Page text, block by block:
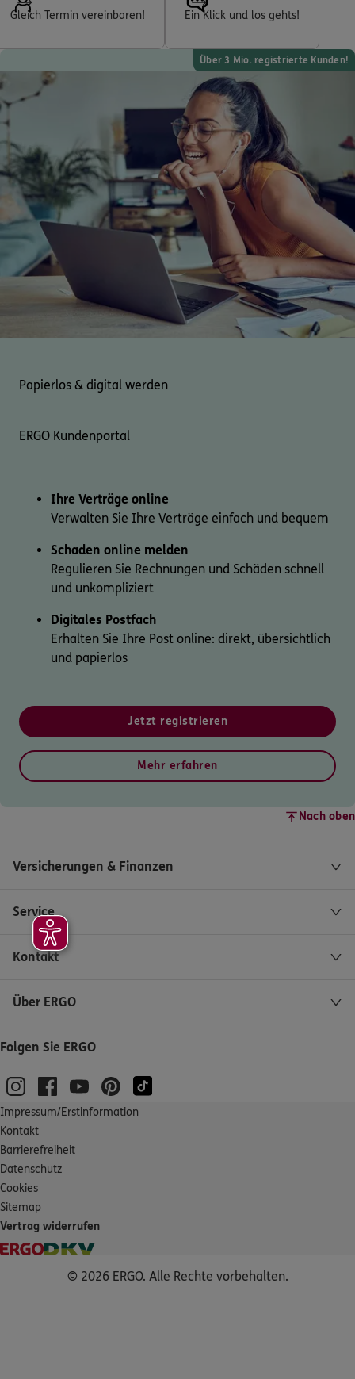
Gleich Termin vereinbaren! Ein Klick und los gehts!
Über 3 Mio. registrierte Kunden!
Papierlos & digital werden
ERGO Kundenportal
Ihre Verträge online
Verwalten Sie Ihre Verträge einfach und bequem
Schaden online melden
Regulieren Sie Rechnungen und Schäden schnell
und unkompliziert
Digitales Postfach
Erhalten Sie Ihre Post online: direkt, übersichtlich
und papierlos
Jetzt registrieren
Mehr erfahren
Nach oben
Versicherungen & Finanzen
Service
Kontakt
Über ERGO
Folgen Sie ERGO
Impressum/Erstinformation
Kontakt
Barrierefreiheit
Datenschutz
Cookies
Sitemap
Vertrag widerrufen
© 2026 ERGO. Alle Rechte vorbehalten.